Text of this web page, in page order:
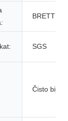
BRETT
SGS
Čisto bijelo